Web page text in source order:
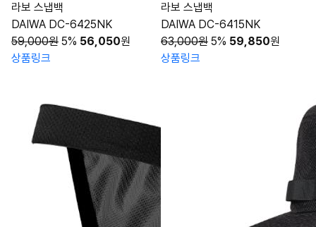
라보 스냅백
DAIWA DC-6425NK
59,000원 5% 56,050원
상품링크
라보 스냅백
DAIWA DC-6415NK
63,000원 5% 59,850원
상품링크